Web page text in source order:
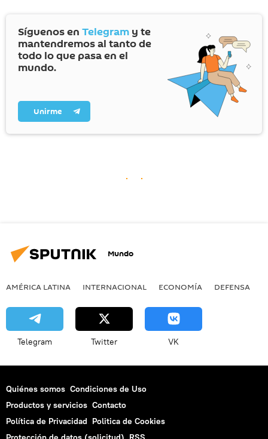
Síguenos en Telegram y te
mantendremos al tanto de
todo lo que pasa en el
mundo.
Unirme
Mundo
AMÉRICA LATINA INTERNACIONAL ECONOMÍA DEFENSA
Telegram Twitter VK
Quiénes somos Condiciones de Uso
Productos y servicios Contacto
Política de Privacidad Politica de Cookies